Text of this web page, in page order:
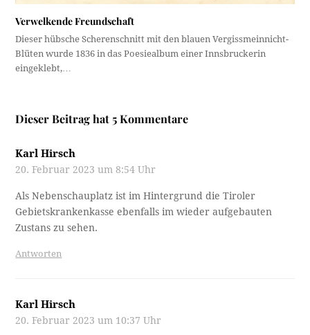
Verwelkende Freundschaft
Dieser hübsche Scherenschnitt mit den blauen Vergissmeinnicht-
Blüten wurde 1836 in das Poesiealbum einer Innsbruckerin
eingeklebt,…
Dieser Beitrag hat 5 Kommentare
Karl Hirsch
20. Februar 2023 um 8:54 Uhr
Als Nebenschauplatz ist im Hintergrund die Tiroler
Gebietskrankenkasse ebenfalls im wieder aufgebauten
Zustans zu sehen.
Antworten
Karl Hirsch
20. Februar 2023 um 10:37 Uhr